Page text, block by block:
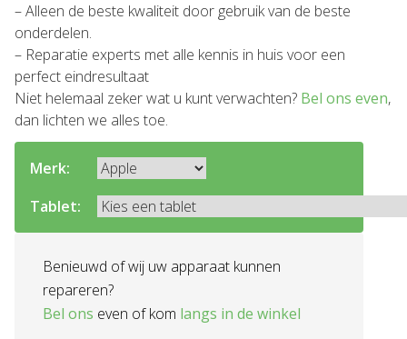
– Alleen de beste kwaliteit door gebruik van de beste
onderdelen.
– Reparatie experts met alle kennis in huis voor een
perfect eindresultaat
Niet helemaal zeker wat u kunt verwachten? Bel ons even,
dan lichten we alles toe.
Merk:
Tablet:
Benieuwd of wij uw apparaat kunnen
repareren?
Bel ons even of kom langs in de winkel